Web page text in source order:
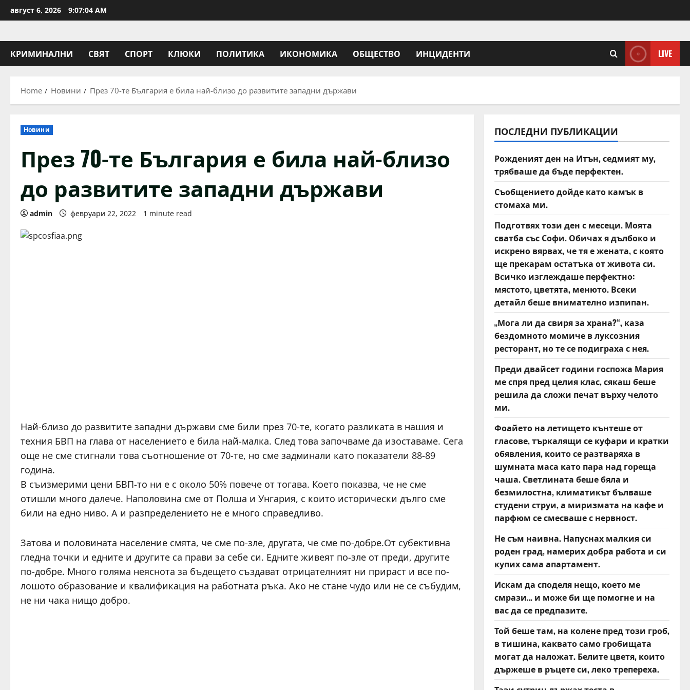
to
август 6, 2026 9:07:04 AM
КРИМИНАЛНИ СВЯТ СПОРТ КЛЮКИ ПОЛИТИКА ИКОНОМИКА ОБЩЕСТВО ИНЦИДЕНТИ LIVE
Home Новини През 70-те България е била най-близо до развитите западни държави
Новини
През 70-те България е била най-близо
до развитите западни държави
admin февруари 22, 2022 1 minute read
Най-близо до развитите западни държави сме били през 70-те, когато разликата в нашия и
техния БВП на глава от населението е била най-малка. След това започваме да изоставаме. Сега
още не сме стигнали това съотношение от 70-те, но сме задминали като показатели 88-89
година.
В съизмерими цени БВП-то ни е с около 50% повече от тогава. Което показва, че не сме
отишли много далече. Наполовина сме от Полша и Унгария, с които исторически дълго сме
били на едно ниво. А и разпределението не е много справедливо.
Затова и половината население смята, че сме по-зле, другата, че сме по-добре.От субективна
гледна точки и едните и другите са прави за себе си. Едните живеят по-зле от преди, другите
по-добре. Много голяма неяснота за бъдещето създават отрицателният ни прираст и все по-
лошото образование и квалификация на работната ръка. Ако не стане чудо или не се събудим,
не ни чака нищо добро.
ПОСЛЕДНИ ПУБЛИКАЦИИ
Рожденият ден на Итън, седмият му,
трябваше да бъде перфектен.
Съобщението дойде като камък в
стомаха ми.
Подготвях този ден с месеци. Моята
сватба със Софи. Обичах я дълбоко и
искрено вярвах, че тя е жената, с която
ще прекарам остатъка от живота си.
Всичко изглеждаше перфектно:
мястото, цветята, менюто. Всеки
детайл беше внимателно изпипан.
„Мога ли да свиря за храна?“, каза
бездомното момиче в луксозния
ресторант, но те се подиграха с нея.
Преди двайсет години госпожа Мария
ме спря пред целия клас, сякаш беше
решила да сложи печат върху челото
ми.
Фоайето на летището кънтеше от
гласове, търкалящи се куфари и кратки
обявления, които се разтваряха в
шумната маса като пара над гореща
чаша. Светлината беше бяла и
безмилостна, климатикът бълваше
студени струи, а миризмата на кафе и
парфюм се смесваше с нервност.
Не съм наивна. Напуснах малкия си
роден град, намерих добра работа и си
купих сама апартамент.
Искам да споделя нещо, което ме
смрази… и може би ще помогне и на
вас да се предпазите.
Той беше там, на колене пред този гроб,
в тишина, каквато само гробищата
могат да наложат. Белите цветя, които
държеше в ръцете си, леко трепереха.